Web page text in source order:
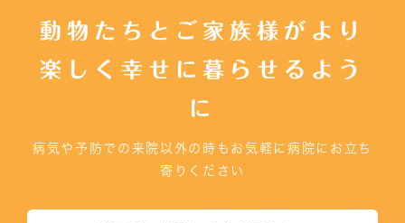
動物たちとご家族様がより
楽しく幸せに暮らせるよう
に
病気や予防での来院以外の時もお気軽に病院にお立ち
寄りください